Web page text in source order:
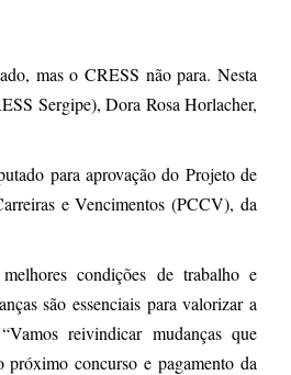
mas o CRESS não para. Nesta
Sergipe), Dora Rosa Horlacher,
para aprovação do Projeto de
e Vencimentos (PCCV), da
condições de trabalho e
são essenciais para valorizar a
reivindicar mudanças que
concurso e pagamento da